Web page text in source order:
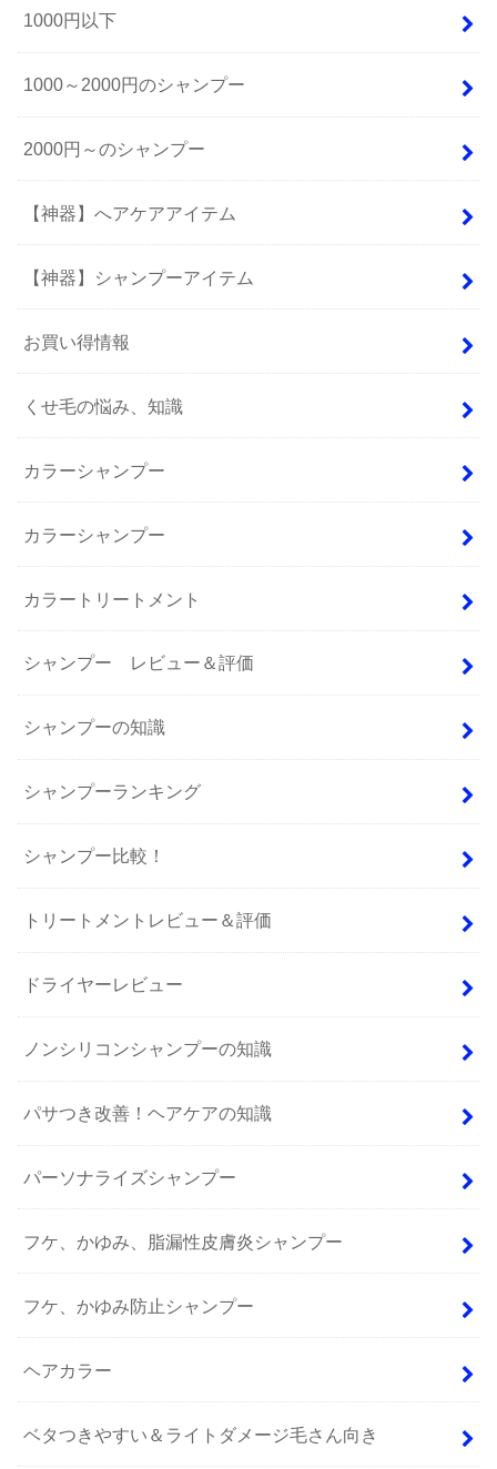
1000円以下
1000～2000円のシャンプー
2000円～のシャンプー
【神器】へアケアアイテム
【神器】シャンプーアイテム
お買い得情報
くせ毛の悩み、知識
カラーシャンプー
カラーシャンプー
カラートリートメント
シャンプー レビュー＆評価
シャンプーの知識
シャンプーランキング
シャンプー比較！
トリートメントレビュー＆評価
ドライヤーレビュー
ノンシリコンシャンプーの知識
パサつき改善！ヘアケアの知識
パーソナライズシャンプー
フケ、かゆみ、脂漏性皮膚炎シャンプー
フケ、かゆみ防止シャンプー
ヘアカラー
ベタつきやすい＆ライトダメージ毛さん向き